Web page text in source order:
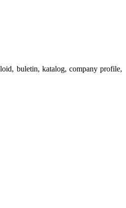
buletin, katalog, company profile,